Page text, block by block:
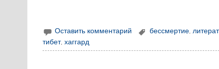
Оставить комментарий бессмертие,
тибет,хаггард